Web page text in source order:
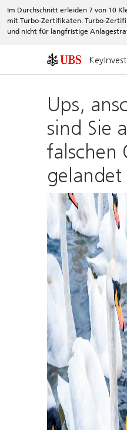
Im Durchschnitt erleiden 7 von 10
mit Turbo-Zertifikaten. Turbo-
und nicht für langfristige
KeyInvest
Ups,
sind Sie
falschen
gelandet